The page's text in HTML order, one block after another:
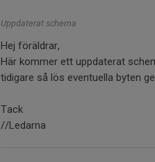
Uppdaterat schema
Hej föräldrar,
Här kommer ett uppdaterat
tidigare så lös eventuella byten
Tack
//Ledarna